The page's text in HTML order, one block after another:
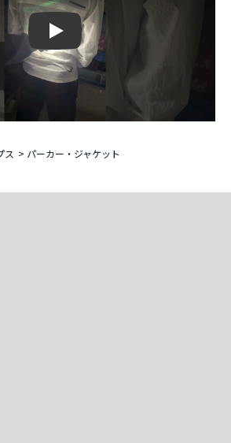
Play
ス > パーカー・ジャケット